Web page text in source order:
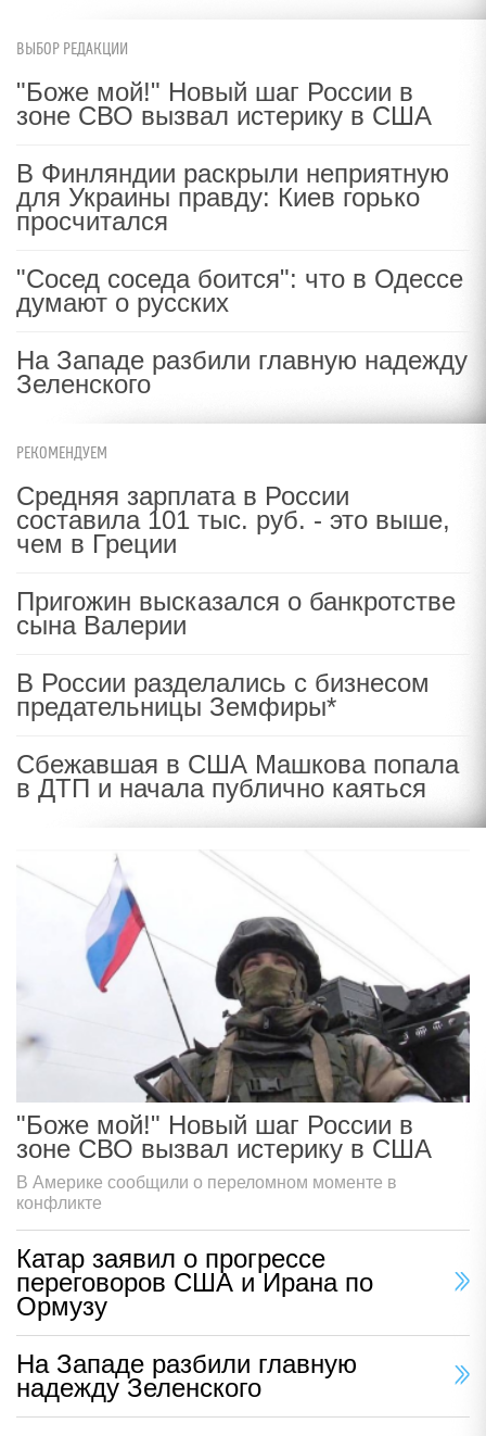
ВЫБОР РЕДАКЦИИ
"Боже мой!" Новый шаг России в
зоне СВО вызвал истерику в США
В Финляндии раскрыли неприятную
для Украины правду: Киев горько
просчитался
"Сосед соседа боится": что в Одессе
думают о русских
На Западе разбили главную надежду
Зеленского
РЕКОМЕНДУЕМ
Средняя зарплата в России
составила 101 тыс. руб. - это выше,
чем в Греции
Пригожин высказался о банкротстве
сына Валерии
В России разделались с бизнесом
предательницы Земфиры*
Сбежавшая в США Машкова попала
в ДТП и начала публично каяться
"Боже мой!" Новый шаг России в
зоне СВО вызвал истерику в США
В Америке сообщили о переломном моменте в
конфликте
Катар заявил о прогрессе
переговоров США и Ирана по
Ормузу
На Западе разбили главную
надежду Зеленского